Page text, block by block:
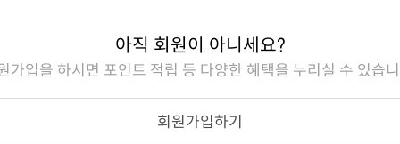
아직 회원이 아니세요?
가입을 하시면 포인트 적립 등 다양한 혜택을 누리실 수 있습
회원가입하기